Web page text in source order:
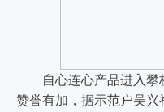
自心连心产品进入
赞誉有加，据示范户吴